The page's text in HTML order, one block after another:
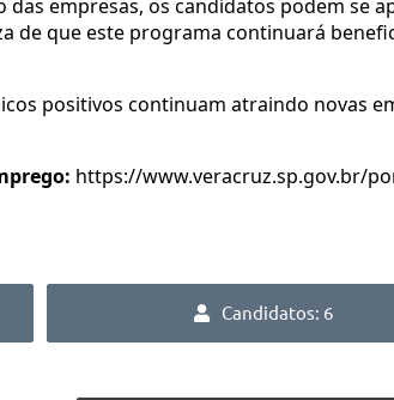
empresas, os candidatos podem se
de que este programa continuará
positivos continuam atraindo novas
https://www.veracruz.sp.gov.br/
Candidatos: 6